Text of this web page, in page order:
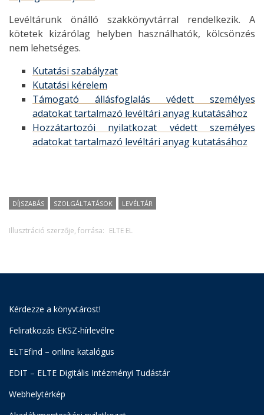
Levéltárunk önálló szakkönyvtárral rendelkezik. A
kötetek kizárólag helyben használhatók, kölcsönzés
nem lehetséges.
Kutatási szabályzat
Kutatási kérelem
Támogató állásfoglalás védett személyes
adatokat tartalmazó levéltári anyag kutatásához
Hozzátartozói nyilatkozat védett személyes
adatokat tartalmazó levéltári anyag kutatásához
DÍJSZABÁS SZOLGÁLTATÁSOK LEVÉLTÁR
Illusztráció szerzője, forrása: ELTE EL
Kérdezze a könyvtárost!
Feliratkozás EKSZ-hírlevélre
ELTEfind – online katalógus
EDIT – ELTE Digitális Intézményi Tudástár
Webhelytérkép